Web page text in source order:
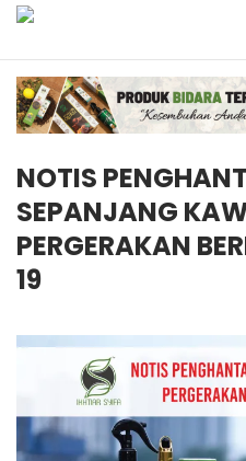
NOTIS
SEPANJANG
PERGERAKAN
19